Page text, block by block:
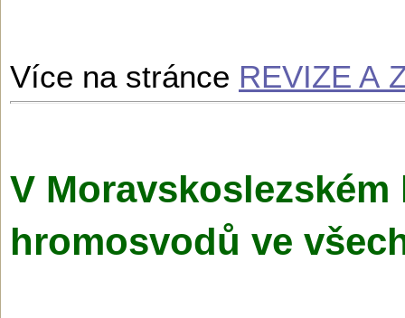
Více na stránce REVIZE A
V
hromosvodů ve